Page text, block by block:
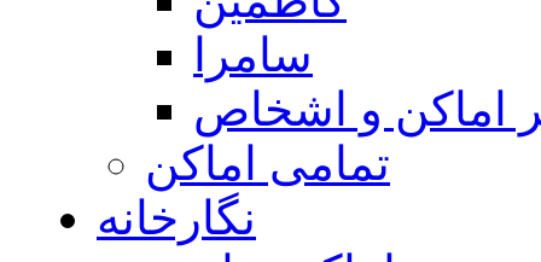
سامرا
اماكن و اشخاص
تمامی اماکن
نگارخانه